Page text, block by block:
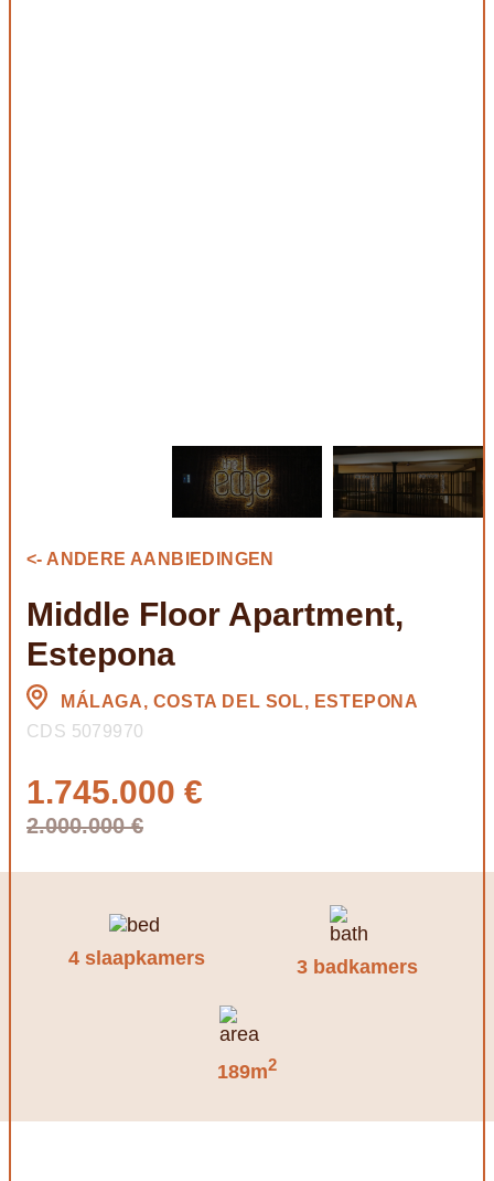
<- ANDERE AANBIEDINGEN
Middle Floor Apartment,
Estepona
MÁLAGA, COSTA DEL SOL, ESTEPONA
CDS 5079970
1.745.000 €
2.000.000 €
4 slaapkamers 3 badkamers
189m2